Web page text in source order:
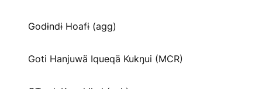
Godɨndɨ Hoafɨ (agg)
Goti Hanjuwä Iqueqä Kukŋui (MCR)